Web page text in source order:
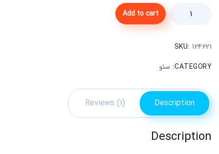
Add to cart
SKU: 124221
CATEGORY: سئو
Description
Reviews (1)
Description